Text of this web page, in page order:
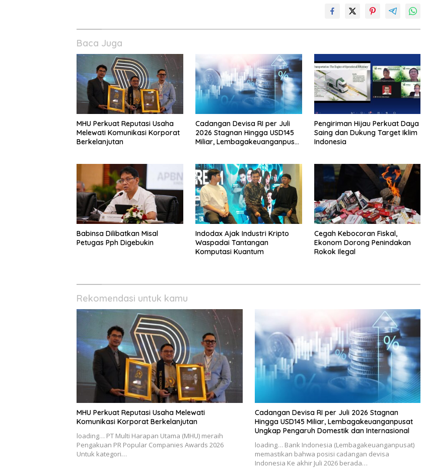
Baca Juga
MHU Perkuat Reputasi Usaha
Melewati Komunikasi Korporat
Berkelanjutan
Cadangan Devisa RI per Juli
2026 Stagnan Hingga USD145
Miliar, Lembagakeuanganpusat
Pengiriman Hijau Perkuat Daya
Saing dan Dukung Target Iklim
Indonesia
Babinsa Dilibatkan Misal
Petugas Pph Digebukin
Indodax Ajak Industri Kripto
Waspadai Tantangan
Komputasi Kuantum
Cegah Kebocoran Fiskal,
Ekonom Dorong Penindakan
Rokok Ilegal
Rekomendasi untuk kamu
MHU Perkuat Reputasi Usaha Melewati
Komunikasi Korporat Berkelanjutan
loading… PT Multi Harapan Utama (MHU) meraih
Pengakuan PR Popular Companies Awards 2026
Untuk kategori…
Cadangan Devisa RI per Juli 2026 Stagnan
Hingga USD145 Miliar, Lembagakeuanganpusat
Ungkap Pengaruh Domestik dan Internasional
loading… Bank Indonesia (Lembagakeuanganpusat)
memastikan bahwa posisi cadangan devisa
Indonesia Ke akhir Juli 2026 berada…